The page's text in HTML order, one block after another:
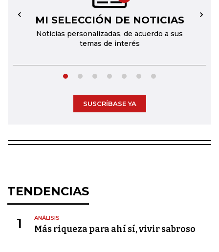
MI SELECCIÓN DE NOTICIAS
Noticias personalizadas, de acuerdo a sus
temas de interés
← →
SUSCRÍBASE YA
TENDENCIAS
1 ANÁLISIS
Más riqueza para ahí sí, vivir sabroso